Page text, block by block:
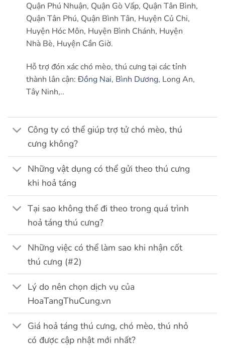
Quận Phú Nhuận, Quận Gò Vấp, Quận Tân Bình,
Quận Tân Phú, Quận Bình Tân, Huyện Củ Chi,
Huyện Hóc Môn, Huyện Bình Chánh, Huyện
Nhà Bè, Huyện Cần Giờ.
Hỗ trợ đón xác chó mèo, thú cưng tại các tỉnh
thành lân cận: Đồng Nai, Bình Dương, Long An,
Tây Ninh,..
Công ty có thể giúp trợ tử chó mèo, thú
cưng không?
Những vật dụng có thể gửi theo thú cưng
khi hoả táng
Tại sao không thể đi theo trong quá trình
hoả táng thú cưng?
Những việc có thể làm sao khi nhận cốt
thú cưng (#2)
Lý do nên chọn dịch vụ của
HoaTangThuCung.vn
Giá hoả táng thú cưng, chó mèo, thú nhỏ
có được cập nhật mới nhất?